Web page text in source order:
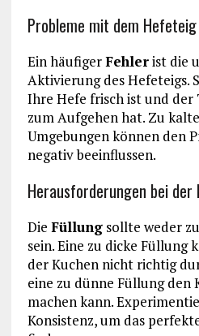
Probleme mit dem Hefeteig
Ein häufigerFehlerist die
Aktivierung des Hefeteigs.
Ihre Hefe frisch ist und der
zum Aufgehen hat. Zu
Umgebungen können den
negativ beeinflussen.
Herausforderungen bei der
Die Füllungsollte weder
sein. Eine zu dicke Füllung
der Kuchen nicht richtig
eine zu dünne Füllung den
machen kann.
Konsistenz, um das